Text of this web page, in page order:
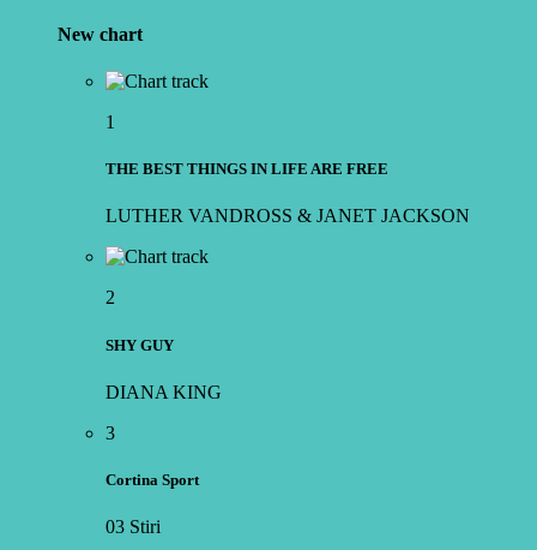
New chart
1
THE BEST THINGS IN LIFE ARE FREE
LUTHER VANDROSS & JANET JACKSON
2
SHY GUY
DIANA KING
3
Cortina Sport
03 Stiri